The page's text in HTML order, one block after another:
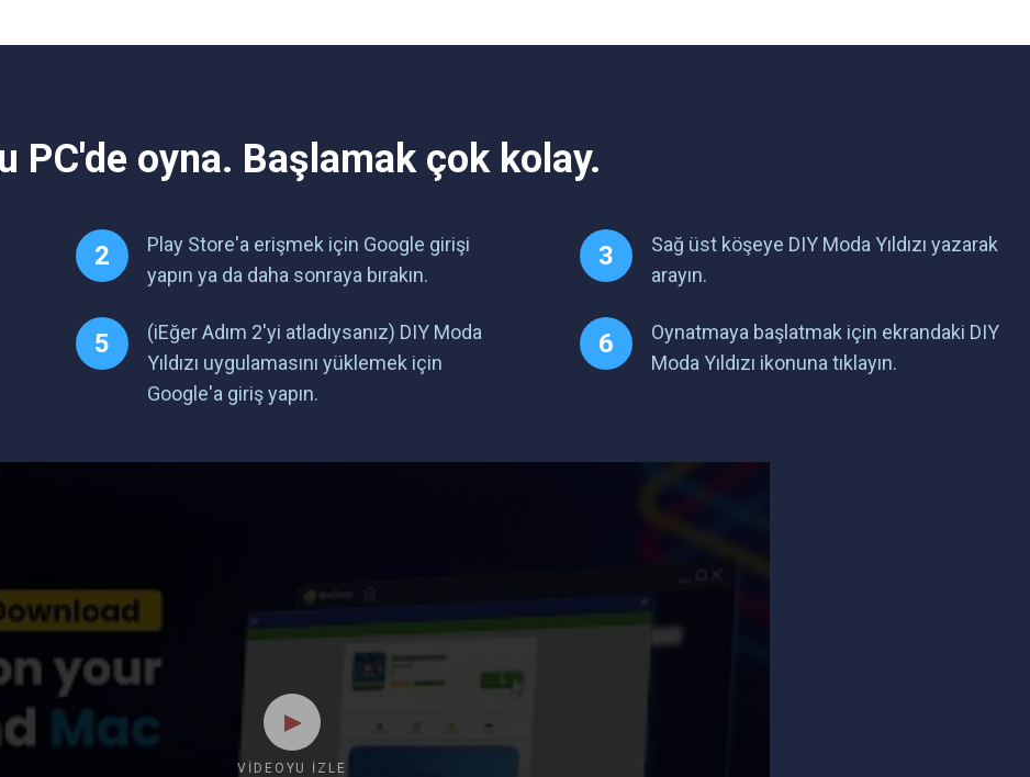
PC'de oyna. Başlamak çok kolay.
Play Store'a erişmek için Google girişi
yapın ya da daha sonraya bırakın.
Sağ üst köşeye DIY Moda Yıldızı yazarak
arayın.
(iEğer Adım 2'yi atladıysanız) DIY Moda
Yıldızı uygulamasını yüklemek için
Google'a giriş yapın.
Oynatmaya başlatmak için ekrandaki DIY
Moda Yıldızı ikonuna tıklayın.
VIDEOYU İZLE